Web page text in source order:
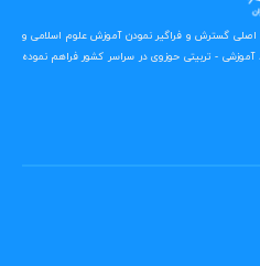
اصلی گسترش و فراگیر نمودن آموزش علوم اسلامی و
- تربیتی حوزوی در سراسر کشور فراهم نموده